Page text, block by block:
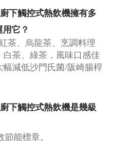
下觸控式熱飲機擁有多
它？
茶、烏龍茶、烹調料理
茶、綠茶，風味口感佳
減低沙門氏菌/阪崎腸桿
下觸控式熱飲機是幾級
能標章。